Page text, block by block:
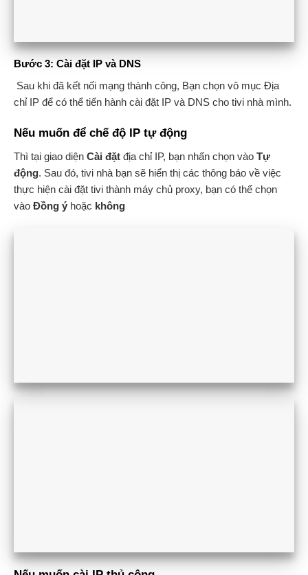
Bước 3: Cài đặt IP và DNS
Sau khi đã kết nối mạng thành công, Bạn chọn vô mục Địa
chỉ IP để có thể tiến hành cài đặt IP và DNS cho tivi nhà mình.
Nếu muốn để chế độ IP tự động
Thì tại giao diện Cài đặt địa chỉ IP, bạn nhấn chọn vào Tự
động. Sau đó, tivi nhà bạn sẽ hiển thị các thông báo về việc
thực hiện cài đặt tivi thành máy chủ proxy, bạn có thể chọn
vào Đồng ý hoặc không